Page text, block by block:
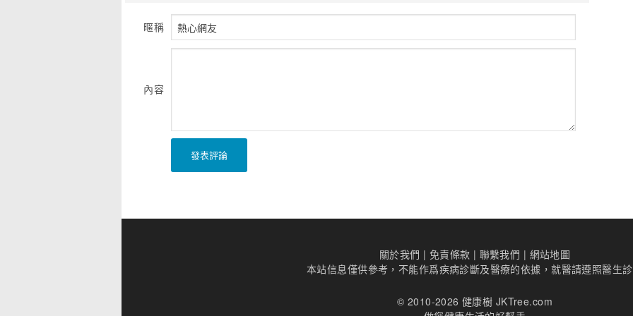
暱稱
內容
發表評論
關於我們 | 免責條款 | 聯繫我們 | 網站地圖
本站信息僅供參考，不能作爲疾病診斷及醫療的依據，就醫請遵照醫生
© 2010-2026 健康樹 JKTree.com